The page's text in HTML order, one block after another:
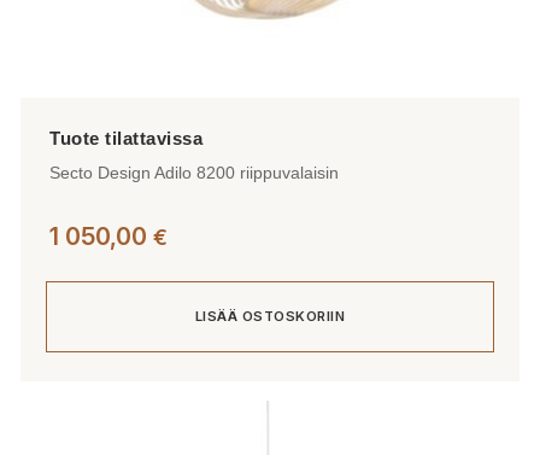
Secto Design Adilo 8200 riippuvalaisin
1 050,00 €
LISÄÄ OSTOSKORIIN